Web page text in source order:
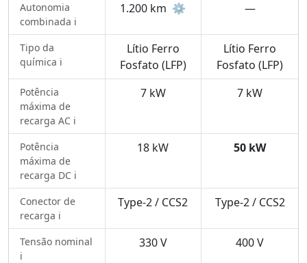
Autonomia
combinada ℹ️
1.200 km ⚙️ —
Tipo da
química ℹ️
Lítio Ferro
Fosfato (LFP)
Lítio Ferro
Fosfato (LFP)
Potência
máxima de
recarga AC ℹ️
7 kW 7 kW
Potência
máxima de
recarga DC ℹ️
18 kW 50 kW
Conector de
recarga ℹ️
Type-2 / CCS2 Type-2 / CCS2
Tensão nominal
ℹ️
330 V 400 V